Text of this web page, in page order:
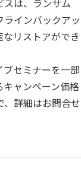
スは、ランサム
ラインバックアッ
リストアができ
セミナーを一部
ャンペーン価格
、詳細はお問合せ